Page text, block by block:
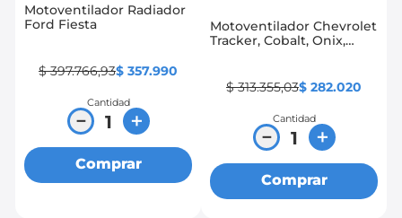
.
chevrolet spark gt
Motoventilador Radiador
Ford Fiesta
$ 397.766,93$ 357.990
Cantidad
＋
－
Comprar
Motoventilador Chevrolet
Tracker, Cobalt, Onix,
$ 313.355,03$ 282.020
Cantidad
＋
－
Comprar